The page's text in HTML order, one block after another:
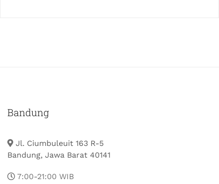
Bandung
Jl. Ciumbuleuit 163 R-5
Bandung, Jawa Barat 40141
7:00-21:00 WIB